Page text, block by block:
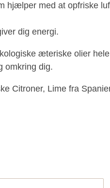
hjælper med at opfriske
dig energi.
æteriske olier
omkring dig.
Citroner, Lime fra